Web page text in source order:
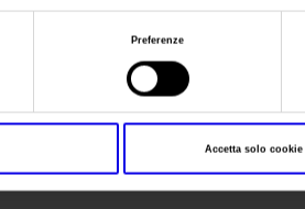
Preferenze
Accetta solo cookie
Website
E-mail
Segreteria organizzativa